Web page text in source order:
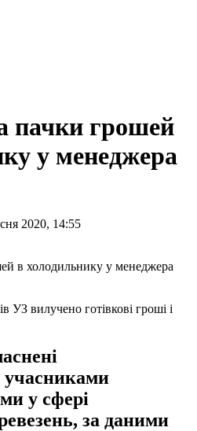
пачки грошей
у менеджера
2020, 14:55
УЗ вилучено готівкові гроші і
учасниками
у сфері
за даними